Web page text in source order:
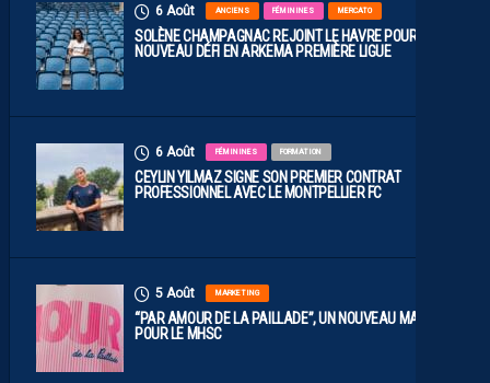
6 Août ANCIENS FÉMININES MERCATO
SOLÈNE CHAMPAGNAC REJOINT LE HAVRE POUR UN
NOUVEAU DÉFI EN ARKEMA PREMIÈRE LIGUE
6 Août FÉMININES FORMATION
CEYLIN YILMAZ SIGNE SON PREMIER CONTRAT
PROFESSIONNEL AVEC LE MONTPELLIER FC
5 Août MARKETING
“PAR AMOUR DE LA PAILLADE”, UN NOUVEAU MAILLOT
POUR LE MHSC